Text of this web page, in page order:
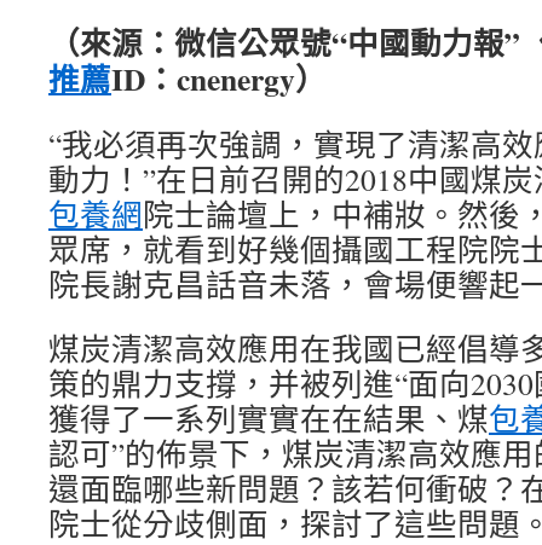
（來源：微信公眾號“中國動力報
推薦ID：cnenergy）
“我必須再次強調，實現了清潔高
動力！”在日前召開的2018中國煤
包養網院士論壇上，中補妝。然後
眾席，就看到好幾個攝國工程院院
院長謝克昌話音未落，會場便響起
煤炭清潔高效應用在我國已經倡導
策的鼎力支撐，并被列進“面向
獲得了一系列實實在在結果、煤包
認可”的佈景下，煤炭清潔高效應
還面臨哪些新問題？該若何衝破？
院士從分歧側面，探討了這些問題